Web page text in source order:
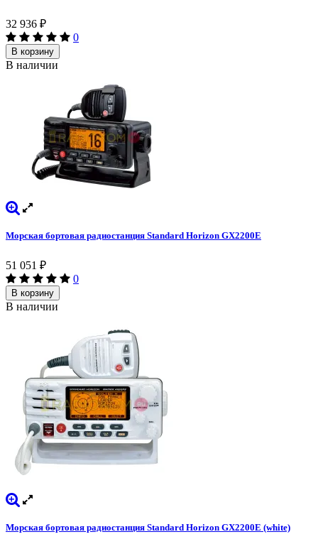
32 936 ₽
0
В корзину
В наличии
Морская бортовая радиостанция Standard Horizon GX2200E
51 051 ₽
0
В корзину
В наличии
Морская бортовая радиостанция Standard Horizon GX2200E (white)